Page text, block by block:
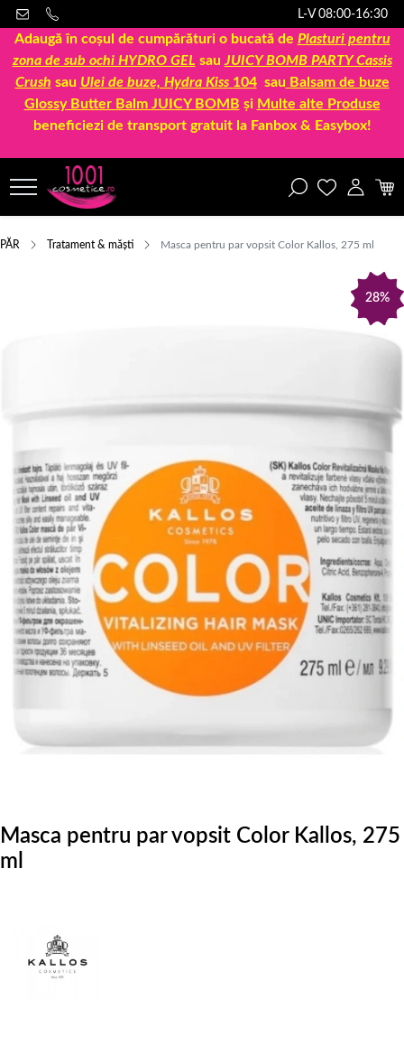
L-V 08:00-16:30
Adaugă în coșul de cumpărături o bucată de Plasturi pentru
zona de sub ochi HYDRO GEL sau JUICY BOMB PARTY Cassis
Crush sau Ulei de buze, Hydra Kiss 104sau Balsam de buze
Glossy Butter Balm JUICY BOMB și Multe alte Produse
beneficiezi de transport gratuit la Fanbox & Easybox!
PĂR Tratament & măști Masca pentru par vopsit Color Kallos, 275 ml
28%
Masca pentru par vopsit Color Kallos, 275
ml